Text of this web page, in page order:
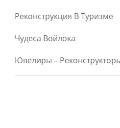
Реконструкция В Туризме
Чудеса Войлока
Ювелиры –